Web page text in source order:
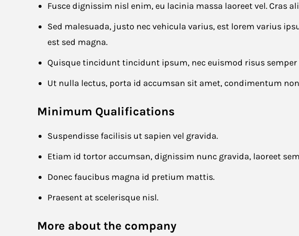
Fusce dignissim nisl enim, eu lacinia massa laoreet vel. Cras
Sed malesuada, justo nec vehicula varius, est lorem varius
est sed magna.
Quisque tincidunt tincidunt ipsum, nec euismod risus semper
Ut nulla lectus, porta id accumsan sit amet, condimentum
Minimum Qualifications
Suspendisse facilisis ut sapien vel gravida.
Etiam id tortor accumsan, dignissim nunc gravida, laoreet
Donec faucibus magna id pretium mattis.
Praesent at scelerisque nisl.
More about the company